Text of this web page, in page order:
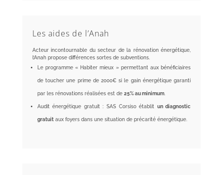
Les aides de l’Anah
Acteur incontournable du secteur de la rénovation énergétique,
l’Anah propose différences sortes de subventions.
Le programme « Habiter mieux » permettant aux bénéficiaires
de toucher une prime de 2000€ si le gain énergétique garanti
par les rénovations réalisées est de 25% au minimum.
Audit énergétique gratuit : SAS Corsiso établit un diagnostic
gratuitaux foyers dans une situation de précarité énergétique.